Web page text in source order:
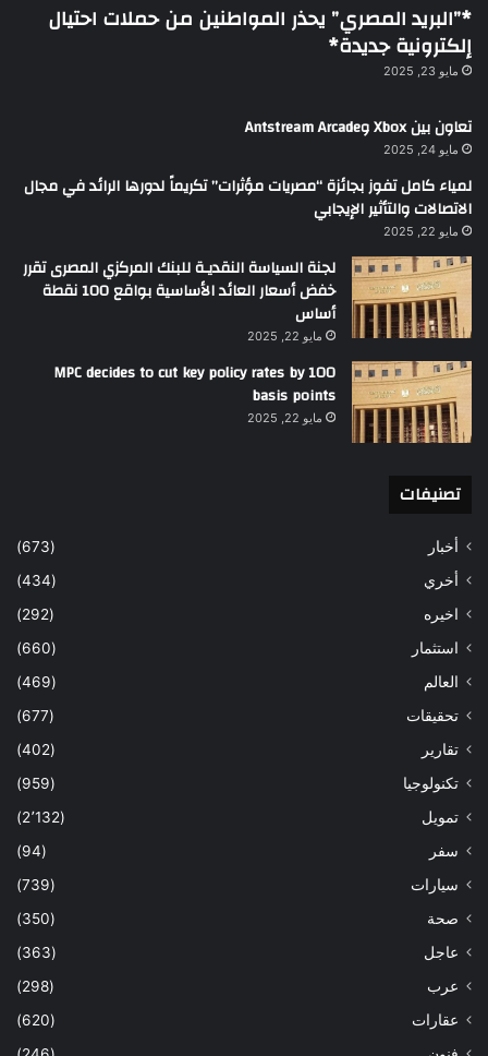
*”البريد المصري” يحذر المواطنين من حملات احتيال
إلكترونية جديدة*
مايو 23, 2025
تعاون بين Xbox وAntstream Arcade
مايو 24, 2025
لمياء كامل تفوز بجائزة “مصريات مؤثرات” تكريماً لدورها الرائد في مجال
الاتصالات والتأثير الإيجابي
مايو 22, 2025
لجنة السياسة النقديـة للبنك المركزي المصرى تقرر
خفض أسعار العائد الأساسية بواقع 100 نقطة
أساس
مايو 22, 2025
MPC decides to cut key policy rates by 100
basis points
مايو 22, 2025
تصنيفات
أخبار
(673)
أخري
(434)
اخيره
(292)
استثمار
(660)
العالم
(469)
تحقيقات
(677)
تقارير
(402)
تكنولوجيا
(959)
تمويل
(2٬132)
سفر
(94)
سيارات
(739)
صحة
(350)
عاجل
(363)
عرب
(298)
عقارات
(620)